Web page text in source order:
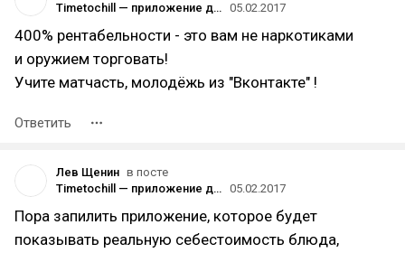
Timetochill — приложение для поиска заведений по конкретному блюду 05.02.2017
400% рентабельности - это вам не наркотиками
и оружием торговать!
Учите матчасть, молодёжь из "Вконтакте" !
Ответить
Лев Щенин в посте
Timetochill — приложение для поиска заведений по конкретному блюду 05.02.2017
Пора запилить приложение, которое будет
показывать реальную себестоимость блюда,